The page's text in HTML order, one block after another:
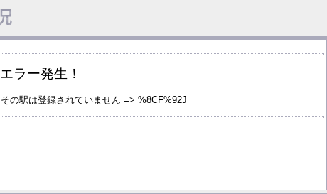
エラー発生！
その駅は登録されていません => %8CF%92J